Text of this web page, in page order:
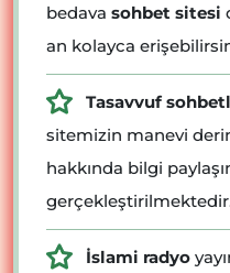
bedava sohbet sitesi
an kolayca
Tasavvuf
sitemizin manevi
hakkında bilgi
İslami radyo